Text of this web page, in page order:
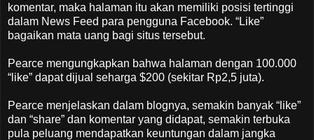
komentar, maka halaman itu akan memiliki posisi tertinggi
dalam News Feed para pengguna Facebook. “Like”
bagaikan mata uang bagi situs tersebut.
Pearce mengungkapkan bahwa halaman dengan 100.000
“like” dapat dijual seharga $200 (sekitar Rp2,5 juta).
Pearce menjelaskan dalam blognya, semakin banyak “like”
dan “share” dan komentar yang didapat, semakin terbuka
pula peluang mendapatkan keuntungan dalam jangka